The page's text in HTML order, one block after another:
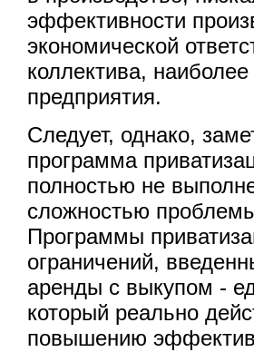
эффективности
экономической
коллектива,
предприятия.
Следует, однако,
программа
полностью не
сложностью
Программы
ограничений,
аренды с выкупом -
который реально
повышению